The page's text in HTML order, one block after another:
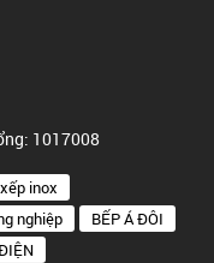
1017008
inox
nghiệp
BẾP Á ĐÔI